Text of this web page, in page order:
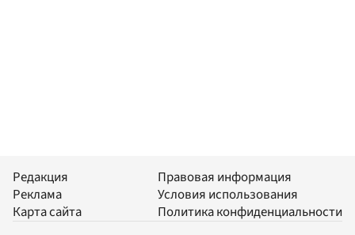
Редакция
Реклама
Карта сайта
Правовая информация
Условия использования
Политика конфиденциальности